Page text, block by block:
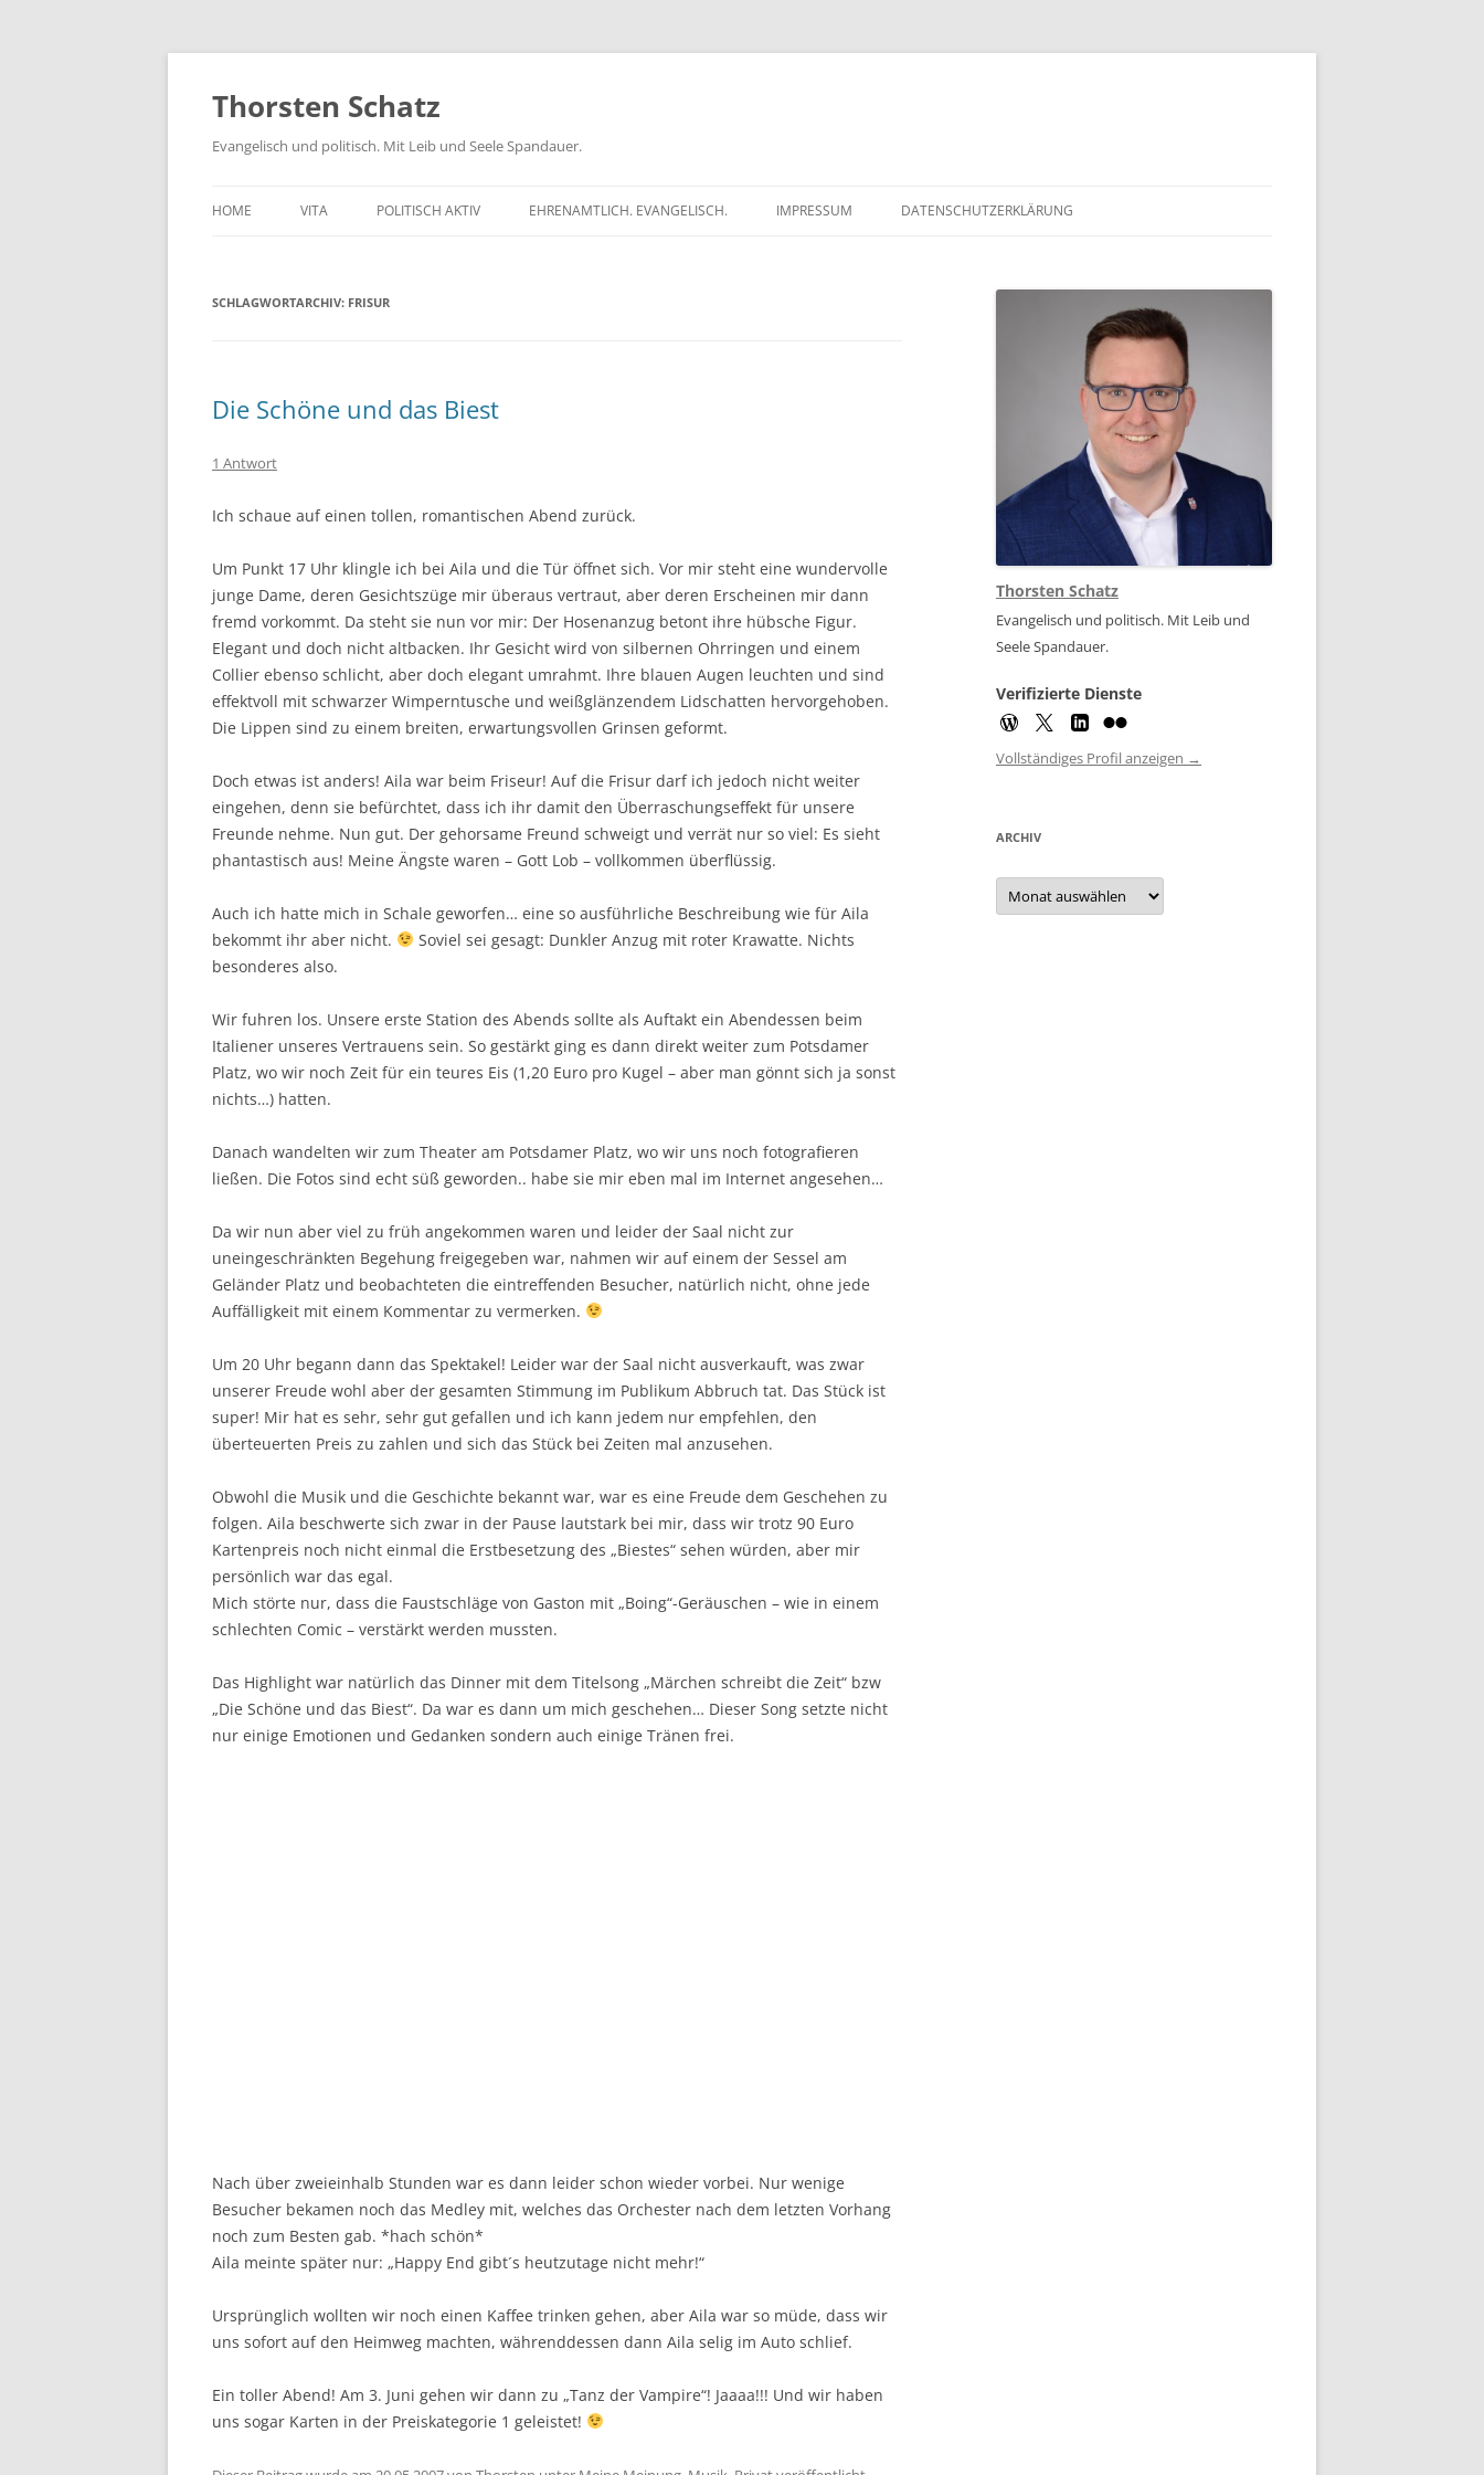
Zum
springen
Thorsten Schatz
Evangelisch und politisch. Mit Leib und Seele Spandauer.
HOME VITA POLITISCH AKTIV
SCHRIFTLICHE ANFRAGEN
EHRENAMTLICH. EVANGELISCH. IMPRESSUM DATENSCHUTZERKLÄRUNG
SCHLAGWORTARCHIV: FRISUR
Die Schöne und das Biest
1 Antwort
Ich schaue auf einen tollen, romantischen Abend zurück.
Um Punkt 17 Uhr klingle ich bei Aila und die Tür öffnet sich. Vor mir steht eine wundervolle
junge Dame, deren Gesichtszüge mir überaus vertraut, aber deren Erscheinen mir dann
fremd vorkommt. Da steht sie nun vor mir: Der Hosenanzug betont ihre hübsche Figur.
Elegant und doch nicht altbacken. Ihr Gesicht wird von silbernen Ohrringen und einem
Collier ebenso schlicht, aber doch elegant umrahmt. Ihre blauen Augen leuchten und sind
effektvoll mit schwarzer Wimperntusche und weißglänzendem Lidschatten hervorgehoben.
Die Lippen sind zu einem breiten, erwartungsvollen Grinsen geformt.
Doch etwas ist anders! Aila war beim Friseur! Auf die Frisur darf ich jedoch nicht weiter
eingehen, denn sie befürchtet, dass ich ihr damit den Überraschungseffekt für unsere
Freunde nehme. Nun gut. Der gehorsame Freund schweigt und verrät nur so viel: Es sieht
phantastisch aus! Meine Ängste waren – Gott Lob – vollkommen überflüssig.
Auch ich hatte mich in Schale geworfen… eine so ausführliche Beschreibung wie für Aila
bekommt ihr aber nicht.
Soviel sei gesagt: Dunkler Anzug mit roter Krawatte. Nichts
besonderes also.
Wir fuhren los. Unsere erste Station des Abends sollte als Auftakt ein Abendessen beim
Italiener unseres Vertrauens sein. So gestärkt ging es dann direkt weiter zum Potsdamer
Platz, wo wir noch Zeit für ein teures Eis (1,20 Euro pro Kugel – aber man gönnt sich ja sonst
nichts…) hatten.
Danach wandelten wir zum Theater am Potsdamer Platz, wo wir uns noch fotografieren
ließen. Die Fotos sind echt süß geworden.. habe sie mir eben mal im Internet angesehen…
Da wir nun aber viel zu früh angekommen waren und leider der Saal nicht zur
uneingeschränkten Begehung freigegeben war, nahmen wir auf einem der Sessel am
Geländer Platz und beobachteten die eintreffenden Besucher, natürlich nicht, ohne jede
Auffälligkeit mit einem Kommentar zu vermerken.
Um 20 Uhr begann dann das Spektakel! Leider war der Saal nicht ausverkauft, was zwar
unserer Freude wohl aber der gesamten Stimmung im Publikum Abbruch tat. Das Stück ist
super! Mir hat es sehr, sehr gut gefallen und ich kann jedem nur empfehlen, den
überteuerten Preis zu zahlen und sich das Stück bei Zeiten mal anzusehen.
Obwohl die Musik und die Geschichte bekannt war, war es eine Freude dem Geschehen zu
folgen. Aila beschwerte sich zwar in der Pause lautstark bei mir, dass wir trotz 90 Euro
Kartenpreis noch nicht einmal die Erstbesetzung des „Biestes“ sehen würden, aber mir
persönlich war das egal.
Mich störte nur, dass die Faustschläge von Gaston mit „Boing“-Geräuschen – wie in einem
schlechten Comic – verstärkt werden mussten.
Das Highlight war natürlich das Dinner mit dem Titelsong „Märchen schreibt die Zeit“ bzw
„Die Schöne und das Biest“. Da war es dann um mich geschehen… Dieser Song setzte nicht
nur einige Emotionen und Gedanken sondern auch einige Tränen frei.
Nach über zweieinhalb Stunden war es dann leider schon wieder vorbei. Nur wenige
Besucher bekamen noch das Medley mit, welches das Orchester nach dem letzten Vorhang
noch zum Besten gab. *hach schön*
Aila meinte später nur: „Happy End gibt´s heutzutage nicht mehr!“
Ursprünglich wollten wir noch einen Kaffee trinken gehen, aber Aila war so müde, dass wir
uns sofort auf den Heimweg machten, währenddessen dann Aila selig im Auto schlief.
Ein toller Abend! Am 3. Juni gehen wir dann zu „Tanz der Vampire“! Jaaaa!!! Und wir haben
uns sogar Karten in der Preiskategorie 1 geleistet!
Thorsten Schatz
Evangelisch und politisch. Mit Leib und
Seele Spandauer.
Verifizierte Dienste
Vollständiges Profil anzeigen →
ARCHIV
Archiv